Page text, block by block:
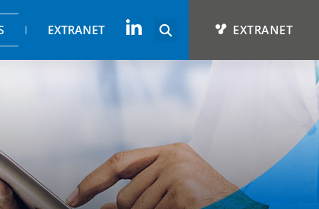
EXTRANET EXTRANET